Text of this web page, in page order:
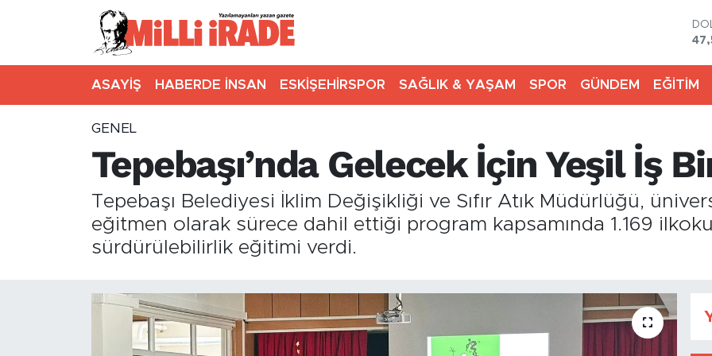
ASAYİŞ HABERDE İNSAN ESKİŞEHİRSPOR SAĞLIK & YAŞAM SPOR GÜNDEM EĞİTİM
GENEL
Tepebaşı’nda Gelecek İçin Yeşil İş
Tepebaşı Belediyesi İklim Değişikliği ve Sıfır Atık Müdürlüğü,
eğitmen olarak sürece dahil ettiği program kapsamında 1.169
sürdürülebilirlik eğitimi verdi.